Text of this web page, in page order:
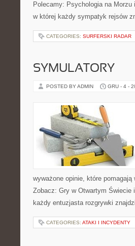
Polecamy: Psychologia na
w której każdy sympatyk rejsów
CATEGORIES: SURFERSKI RADAR
SYMULATORY
POSTED BY ADMIN GRU - 4 -
wyważone opinie, które pomagają
Zobacz: Gry w Otwartym Świecie
każdy entuzjasta rozgrywki
CATEGORIES: ATAKI I INCYDENTY